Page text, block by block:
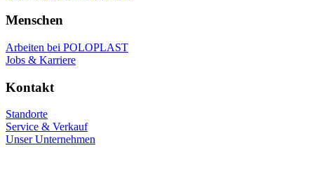
Menschen
Arbeiten bei POLOPLAST
Jobs & Karriere
Kontakt
Standorte
Service & Verkauf
Unser Unternehmen